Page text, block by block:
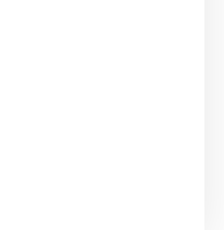
no afecta al